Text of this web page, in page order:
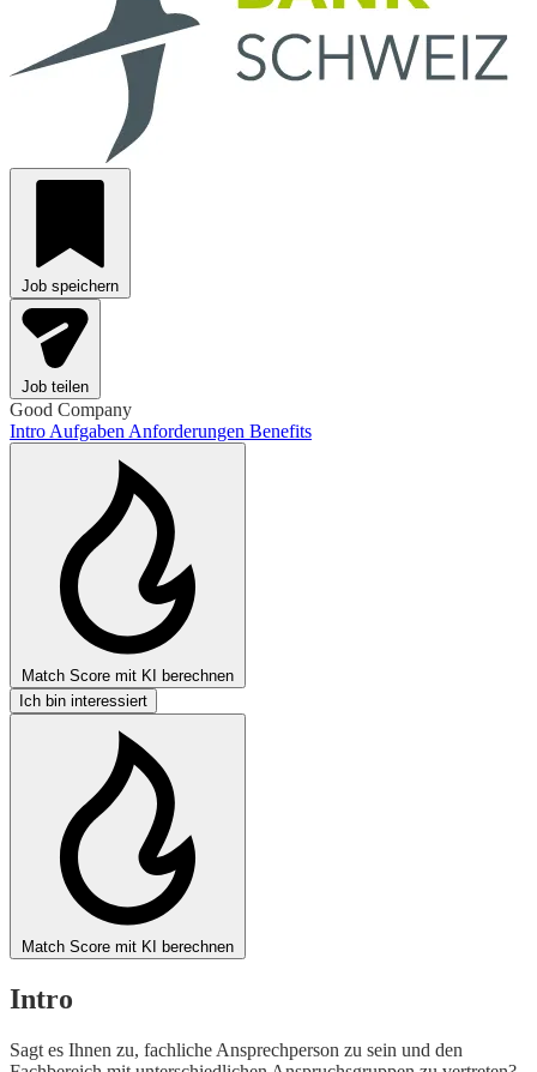
Job speichern
Job teilen
Good Company
Intro Aufgaben Anforderungen Benefits
Match Score mit KI berechnen
Ich bin interessiert
Match Score mit KI berechnen
Intro
Sagt es Ihnen zu, fachliche Ansprechperson zu sein und den